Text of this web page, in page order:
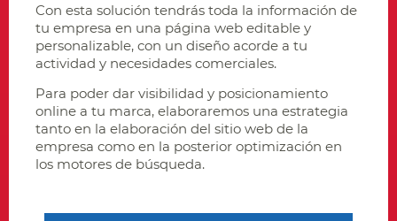
Con esta solución tendrás toda la información de
tu empresa en una página web editable y
personalizable, con un diseño acorde a tu
actividad y necesidades comerciales.
Para poder dar visibilidad y posicionamiento
online a tu marca, elaboraremos una estrategia
tanto en la elaboración del sitio web de la
empresa como en la posterior optimización en
los motores de búsqueda.